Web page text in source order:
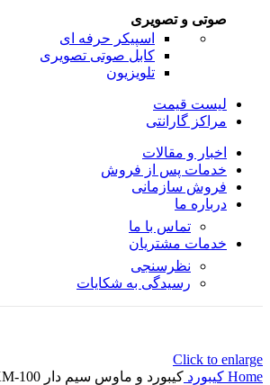
صوتی و تصویری
اسپیکر حرفه ای
کابل صوتی تصویری
تلویزیون
لیست قیمت
مراکز گارانتی
اخبار و مقالات
خدمات پس از فروش
فروش سازمانی
درباره ما
تماس با ما
خدمات مشتریان
نظرسنجی
رسیدگی به شکایات
Click to enlarge
Home کیبورد کیبورد و ماوس سیم دار KM-100